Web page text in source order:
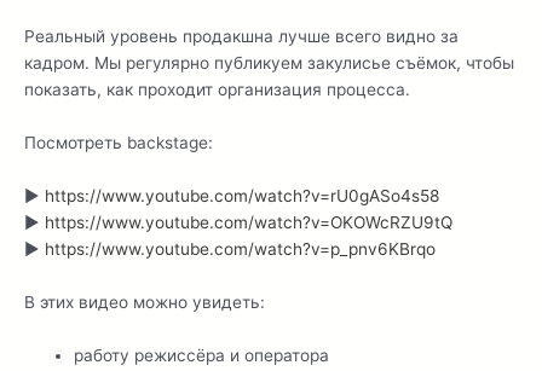
Реальный уровень продакшна лучше всего видно за
кадром. Мы регулярно публикуем закулисье съёмок, чтобы
показать, как проходит организация процесса.
Посмотреть backstage:
▶ https://www.youtube.com/watch?v=rU0gASo4s58
▶ https://www.youtube.com/watch?v=OKOWcRZU9tQ
▶ https://www.youtube.com/watch?v=p_pnv6KBrqo
В этих видео можно увидеть:
работу режиссёра и оператора